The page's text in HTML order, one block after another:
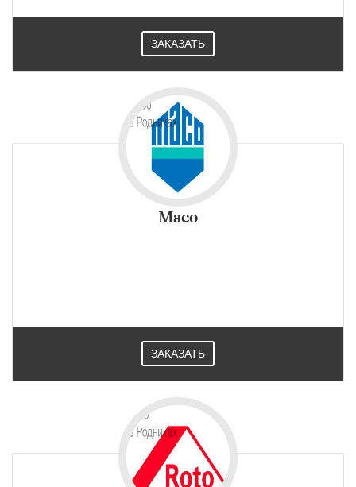
ЗАКАЗАТЬ
Maco
ЗАКАЗАТЬ